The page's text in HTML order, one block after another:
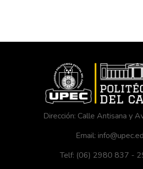
Dirección: Calle Antisana y
Email:
Telf: (06) 2980 837 -